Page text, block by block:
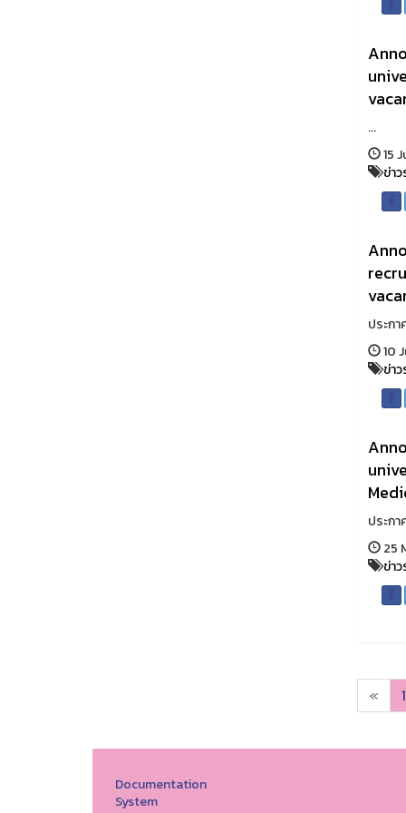
...
15
ข่า
ประก
10
ข่า
ประก
25
ข่า
« 1
Documentation
System